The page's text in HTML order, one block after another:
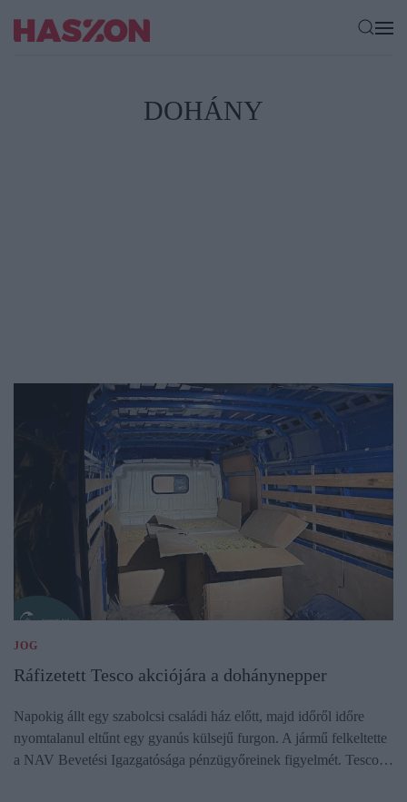
DOHÁNY
JOG
Ráfizetett Tesco akciójára a dohánynepper
Napokig állt egy szabolcsi családi ház előtt, majd időről időre
nyomtalanul eltűnt egy gyanús külsejű furgon. A jármű felkeltette
a NAV Bevetési Igazgatósága pénzügyőreinek figyelmét. Tesco…